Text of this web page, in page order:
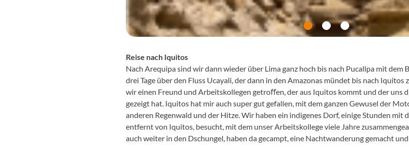
Reise nach Iquitos
Nach Arequipa sind wir dann wieder über Lima ganz hoch bis nach Pucallpa mit dem
drei Tage über den Fluss Ucayali, der dann in den Amazonas mündet bis nach
wir einen Freund und Arbeitskollegen getroﬀen, der aus Iquitos kommt und der uns
gezeigt hat. Iquitos hat mir auch super gut gefallen, mit dem ganzen Gewusel der
anderen Regenwald und der Hitze. Wir haben ein indigenes Dorf, einige Stunden mit
entfernt von Iquitos, besucht, mit dem unser Arbeitskollege viele Jahre
auch weiter in den Dschungel, haben da gecampt, eine Nachtwanderung gemacht